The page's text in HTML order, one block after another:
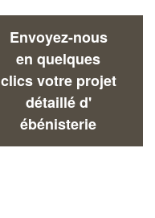
Envoyez-nous
en quelques
clics votre projet
détaillé d'
ébénisterie